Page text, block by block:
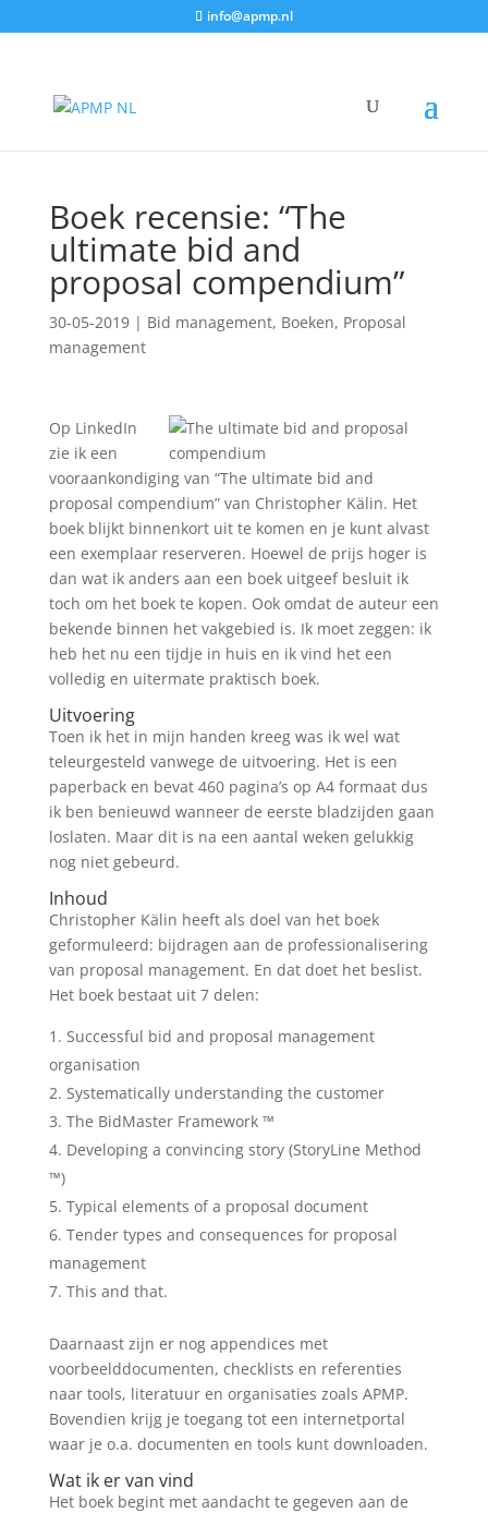
info@apmp.nl
Home»Bid management
Boek recensie: “The
Boek recensie: “The
ultimate bid and
proposal compendium”
30-05-2019| Bid management, Boeken, Proposal
management
Op LinkedIn
zie ik een
vooraankondiging van “The ultimate bid and
proposal compendium” van Christopher Kälin. Het
boek blijkt binnenkort uit te komen en je kunt alvast
een exemplaar reserveren. Hoewel de prijs hoger is
dan wat ik anders aan een boek uitgeef besluit ik
toch om het boek te kopen. Ook omdat de auteur een
bekende binnen het vakgebied is. Ik moet zeggen: ik
heb het nu een tijdje in huis en ik vind het een
volledig en uitermate praktisch boek.
Uitvoering
Toen ik het in mijn handen kreeg was ik wel wat
teleurgesteld vanwege de uitvoering. Het is een
paperback en bevat 460 pagina’s op A4 formaat dus
ik ben benieuwd wanneer de eerste bladzijden gaan
loslaten. Maar dit is na een aantal weken gelukkig
nog niet gebeurd.
Inhoud
Christopher Kälin heeft als doel van het boek
geformuleerd: bijdragen aan de professionalisering
van proposal management. En dat doet het beslist.
Het boek bestaat uit 7 delen:
Successful bid and proposal management
organisation
Systematically understanding the customer
The BidMaster Framework ™
Developing a convincing story (StoryLine Method
™)
Typical elements of a proposal document
Tender types and consequences for proposal
management
This and that.
Daarnaast zijn er nog appendices met
voorbeelddocumenten, checklists en referenties
naar tools, literatuur en organisaties zoals APMP.
Bovendien krijg je toegang tot een internetportal
waar je o.a. documenten en tools kunt downloaden.
Wat ik er van vind
Het boek begint met aandacht te gegeven aan de